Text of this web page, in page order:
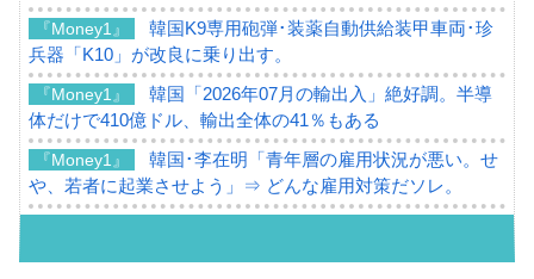
『Money1』
韓国K9専用砲弾･装薬自動供給装甲車両･珍
兵器「K10」が改良に乗り出す。
『Money1』
韓国「2026年07月の輸出入」絶好調。半導
体だけで410億ドル、輸出全体の41％もある
『Money1』
韓国･李在明「青年層の雇用状況が悪い。せ
や、若者に起業させよう」⇒ どんな雇用対策だソレ。